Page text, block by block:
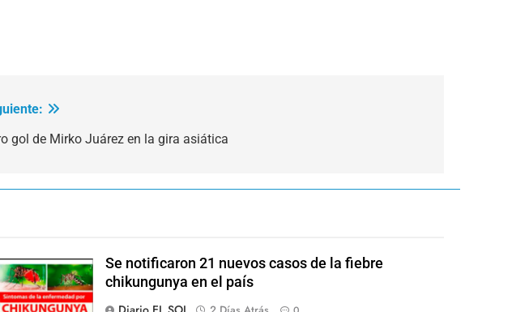
gol de Mirko Juárez en la gira asiática
Se notificaron 21 nuevos casos de la fiebre
chikungunya en el país